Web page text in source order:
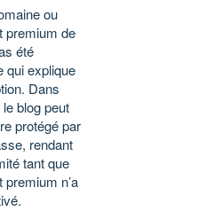
ou
premium de
été
qui explique
Dans
blog peut
protégé par
rendant
tant que
premium n’a